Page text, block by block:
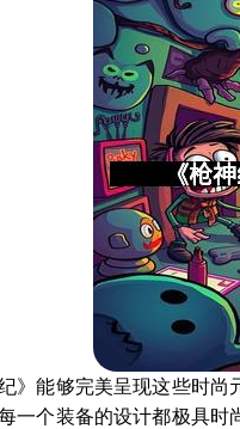
》能够完美呈现这些时
一个装备的设计都极具